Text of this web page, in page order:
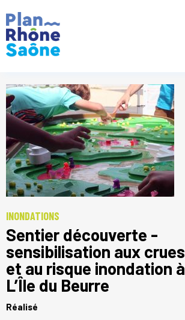
INONDATIONS
Sentier découverte -
sensibilisation aux crues
et au risque inondation à
L’Île du Beurre
Réalisé